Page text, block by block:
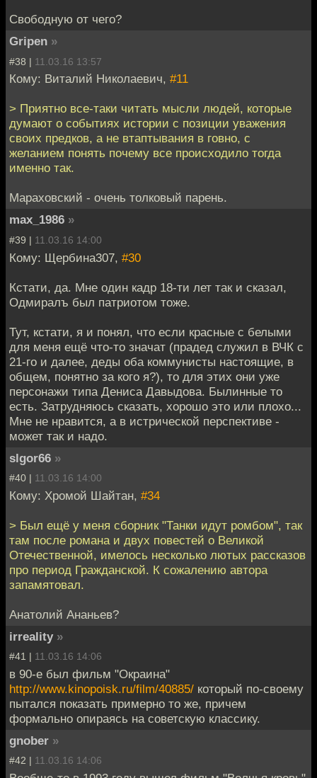
Свободную от чего?
Gripen »
#38 | 11.03.16 13:57
Кому: Виталий Николаевич, #11
> Приятно все-таки читать мысли людей, которые
думают о событиях истории с позиции уважения
своих предков, а не втаптывания в говно, с
желанием понять почему все происходило тогда
именно так.
Мараховский - очень толковый парень.
max_1986 »
#39 | 11.03.16 14:00
Кому: Щербина307, #30
Кстати, да. Мне один кадр 18-ти лет так и сказал,
Одмиралъ был патриотом тоже.
Тут, кстати, я и понял, что если красные с белыми
для меня ещё что-то значат (прадед служил в ВЧК с
21-го и далее, деды оба коммунисты настоящие, в
общем, понятно за кого я?), то для этих они уже
персонажи типа Дениса Давыдова. Былинные то
есть. Затрудняюсь сказать, хорошо это или плохо...
Мне не нравится, а в истрической перспективе -
может так и надо.
slgor66 »
#40 | 11.03.16 14:00
Кому: Хромой Шайтан, #34
> Был ещё у меня сборник "Танки идут ромбом", так
там после романа и двух повестей о Великой
Отечественной, имелось несколько лютых рассказов
про период Гражданской. К сожалению автора
запамятовал.
Анатолий Ананьев?
irreality »
#41 | 11.03.16 14:06
в 90-е был фильм "Окраина"
http://www.kinopoisk.ru/film/40885/ который по-своему
пытался показать примерно то же, причем
формально опираясь на советскую классику.
gnober »
#42 | 11.03.16 14:06